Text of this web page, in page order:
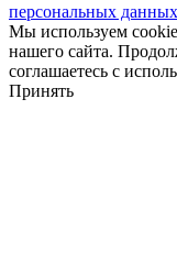
персональных данных
Мы используем
нашего сайта.
соглашаетесь с
Принять